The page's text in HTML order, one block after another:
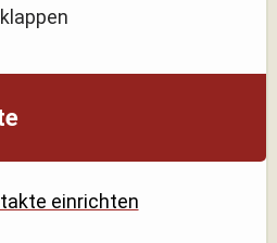
einrichten